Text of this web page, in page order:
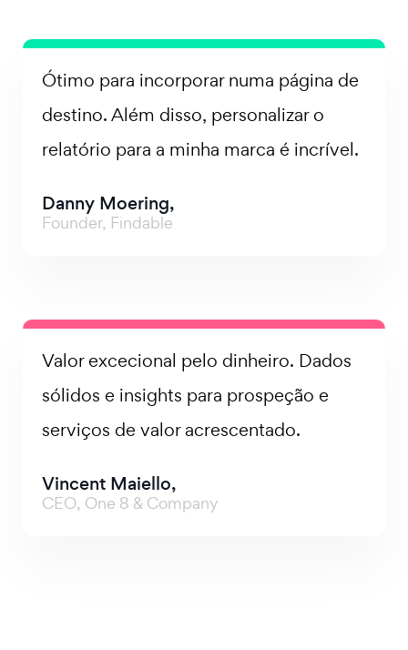
Ótimo para incorporar numa página de
destino. Além disso, personalizar o
relatório para a minha marca é incrível.
Danny Moering,
Founder, Findable
Valor excecional pelo dinheiro. Dados
sólidos e insights para prospeção e
serviços de valor acrescentado.
Vincent Maiello,
CEO, One 8 & Company